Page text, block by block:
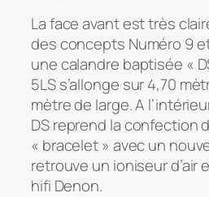
La face avant est très
des concepts Numéro 9
une calandre baptisée «
5LS s’allonge sur 4,70
mètre de large. A
DS reprend la confection
« bracelet » avec un
retrouve un ioniseur d’air
hifi Denon.